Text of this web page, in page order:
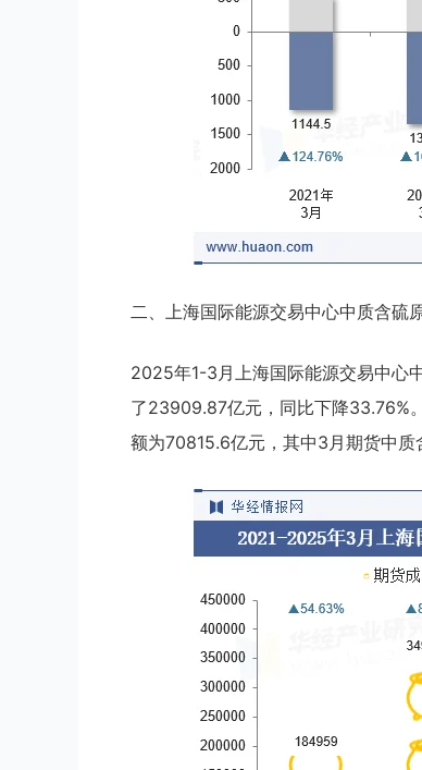
二、上海国际能源交易中心中质含硫
2025年1-3月上海国际能源交易中心
了23909.87亿元，同比下降33.76%
额为70815.6亿元，其中3月期货中质